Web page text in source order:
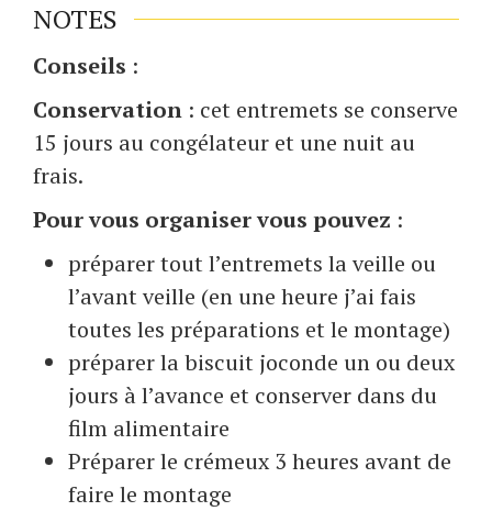
NOTES
Conseils :
Conservation : cet entremets se conserve
15 jours au congélateur et une nuit au
frais.
Pour vous organiser vous pouvez :
préparer tout l’entremets la veille ou
l’avant veille (en une heure j’ai fais
toutes les préparations et le montage)
préparer la biscuit joconde un ou deux
jours à l’avance et conserver dans du
film alimentaire
Préparer le crémeux 3 heures avant de
faire le montage